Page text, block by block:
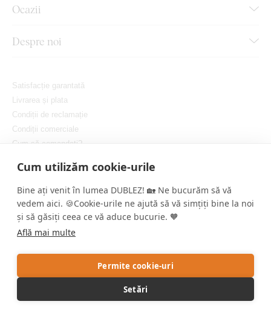
Cum utilizăm cookie-urile
Bine ați venit în lumea DUBLEZ! 🏡 Ne bucurăm să vă
vedem aici. 🍪Cookie-urile ne ajută să vă simțiți bine la noi
și să găsiți ceea ce vă aduce bucurie. 🧡
Află mai multe
Permite cookie-uri
Setări
Ocazii
Despre noi
Satisfacție garantată
Livrarea și plata
Condiții de reclamație
Condiții comerciale
Cum să comandați?
Setați cookie-urile
Copyright © DUBLEZ 2026 | Toate drepturile rezervate
Crearea magazinelor online performante de către
Acest site este protejat de reCAPTCHA, iar Google aplică
Politica de